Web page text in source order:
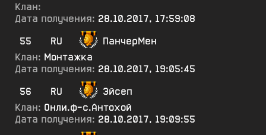
Клан:
Дата получения: 28.10.2017, 17:59:08
55
RU
ПанчерМен
Клан: Монтажка
Дата получения: 28.10.2017, 19:05:45
56
RU
Эйсеп
Клан: Онли.ф-с.Антохой
Дата получения: 28.10.2017, 19:09:55